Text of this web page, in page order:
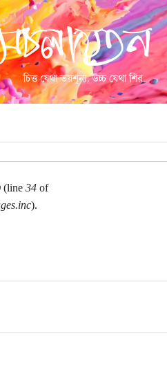
(line 34of
).